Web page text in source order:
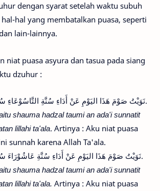
dengan syarat setelah waktu subuh
hal yang membatalkan puasa, seperti
lain-lainnya.
niat puasa asyura dan tasua pada siang
dzuhur :
نَوَيْتُ صَوْمَ هَذَا اليَوْمِ عَنْ أَدَاءِ سُنَّةِ التَّاسُوْعَاءِ
shauma hadzal taumi an ada'i sunnatit
lillahi ta'ala. Artinya : Aku niat puasa
sunnah karena Allah Ta'ala.
نَوَيْتُ صَوْمَ هَذَا اليَوْمِ عَنْ أَدَاءِ سُنَّةِ عَاشُوْرَاءَ
shauma hadzal taumi an ada'i sunnatit
lillahi ta'ala. Artinya : Aku niat puasa